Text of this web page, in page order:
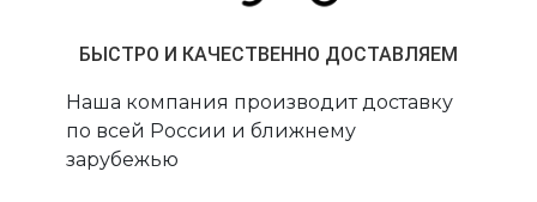
БЫСТРО И КАЧЕСТВЕННО ДОСТАВЛЯЕМ
Наша компания производит доставку
по всей России и ближнему
зарубежью